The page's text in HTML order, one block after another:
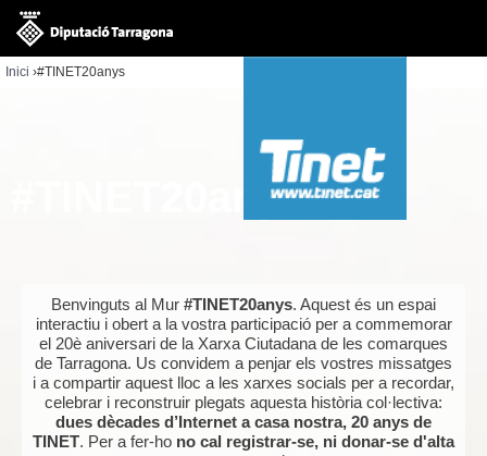
Inici ›#TINET20anys
#TINET20anys
Benvinguts al Mur #TINET20anys. Aquest és un espai
interactiu i obert a la vostra participació per a commemorar
el 20è aniversari de la Xarxa Ciutadana de les comarques
de Tarragona. Us convidem a penjar els vostres missatges
i a compartir aquest lloc a les xarxes socials per a recordar,
celebrar i reconstruir plegats aquesta història col·lectiva:
dues dècades d’Internet a casa nostra, 20 anys de
TINET. Per a fer-ho no cal registrar-se, ni donar-se d'alta